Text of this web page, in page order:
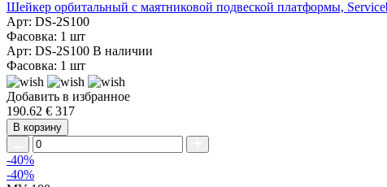
Шейкер орбитальный с маятниковой подвеской платформы,
Арт: DS-2S100
Фасовка: 1 шт
Арт: DS-2S100 В наличии
Фасовка: 1 шт
Добавить в избранное
190.62 € 317
В корзину
-40%
-40%